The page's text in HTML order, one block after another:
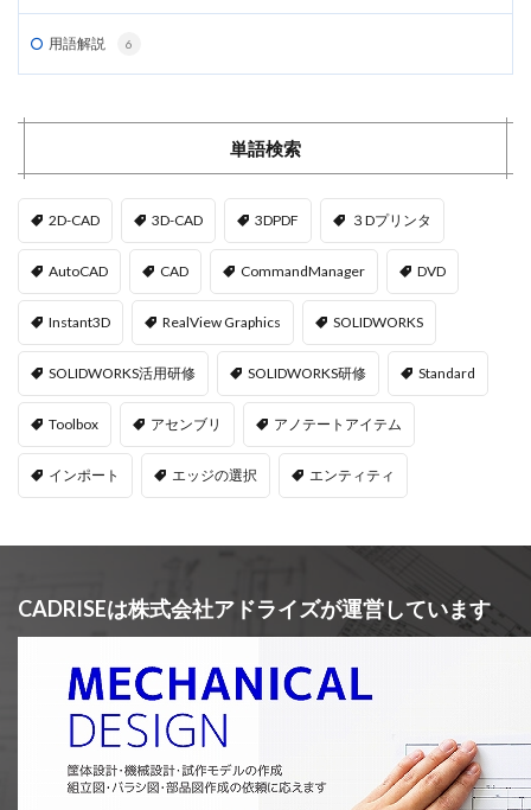
用語解説 6
単語検索
2D-CAD 3D-CAD 3DPDF ３Dプリンタ
AutoCAD CAD CommandManager DVD
Instant3D RealView Graphics SOLIDWORKS
SOLIDWORKS活用研修 SOLIDWORKS研修 Standard
Toolbox アセンブリ アノテートアイテム
インポート エッジの選択 エンティティ
CADRISEは株式会社アドライズが運営しています